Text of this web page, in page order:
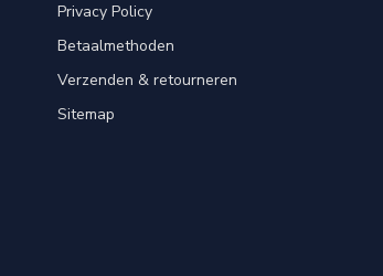
Privacy Policy
Betaalmethoden
Verzenden & retourneren
Sitemap